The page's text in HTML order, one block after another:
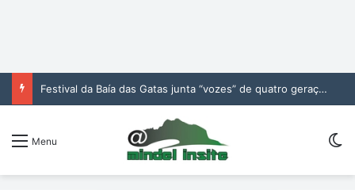
Festival da Baía das Gatas junta “vozes” de quatro gerações da música cabo-verdiana na segunda noite
Menu